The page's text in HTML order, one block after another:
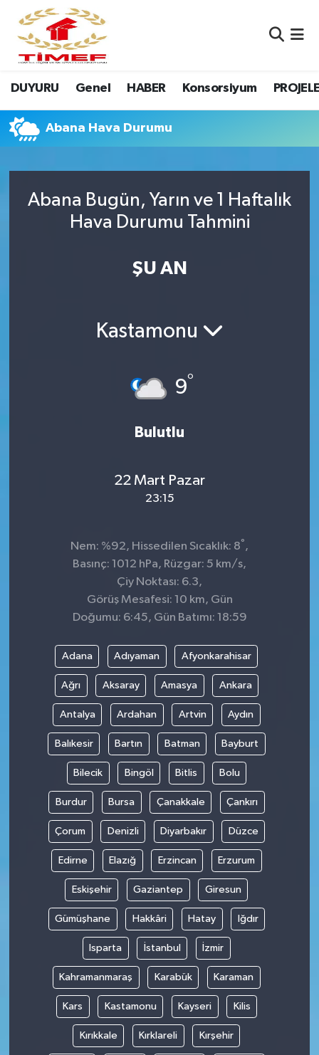
DUYURU Genel HABER Konsorsiyum
Abana Hava Durumu
Abana Bugün, Yarın ve 1 Haftalık
Hava Durumu Tahmini
ŞU AN
Kastamonu
9°
Bulutlu
22 Mart Pazar
23:15
Nem: %92, Hissedilen Sıcaklık: 8° ,
Basınç: 1012 hPa, Rüzgar: 5 km/s,
Çiy Noktası: 6.3,
Görüş Mesafesi: 10 km, Gün
Doğumu: 6:45, Gün Batımı: 18:59
Adana Adıyaman Afyonkarahisar
Ağrı Aksaray Amasya Ankara
Antalya Ardahan Artvin Aydın
Balıkesir Bartın Batman Bayburt
Bilecik Bingöl Bitlis Bolu
Burdur Bursa Çanakkale Çankırı
Çorum Denizli Diyarbakır Düzce
Edirne Elazığ Erzincan Erzurum
Eskişehir Gaziantep Giresun
Gümüşhane Hakkâri Hatay Iğdır
Isparta İstanbul İzmir
Kahramanmaraş Karabük Karaman
Kars Kastamonu Kayseri Kilis
Kırıkkale Kırklareli Kırşehir
Anasayfa Kutu
Anasayfa Manşet
Canlı Yayın
Erasmus
Nöbetçi Eczaneler
Hava Durumu
Namaz Vakitleri
Süper Lig Puan Durumu ve Fikstür
Son Dakika Haberleri